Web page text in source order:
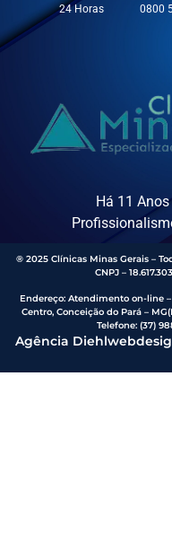
24 Horas 0800
Há 11
® 2025 Clínicas Minas Gerais –
CNPJ –
Endereço: Atendimento on-line –
Centro, Conceição do Pará –
Telefone:(37)
Agência